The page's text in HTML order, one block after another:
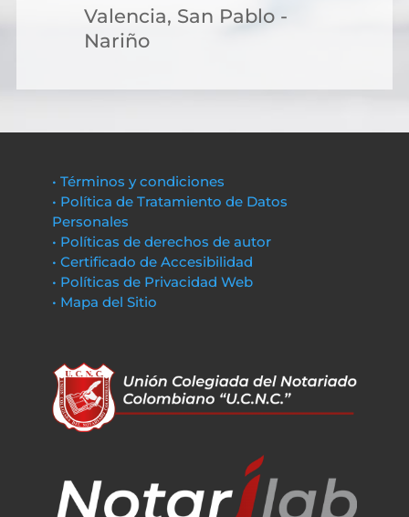
Valencia, San Pablo -
Nariño
• Términos y condiciones
• Política de Tratamiento de Datos
Personales
• Políticas de derechos de autor
• Certificado de Accesibilidad
• Políticas de Privacidad Web
• Mapa del Sitio